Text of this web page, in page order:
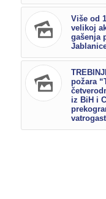
Više od
velikoj
gašenja
požara
iz BiH i